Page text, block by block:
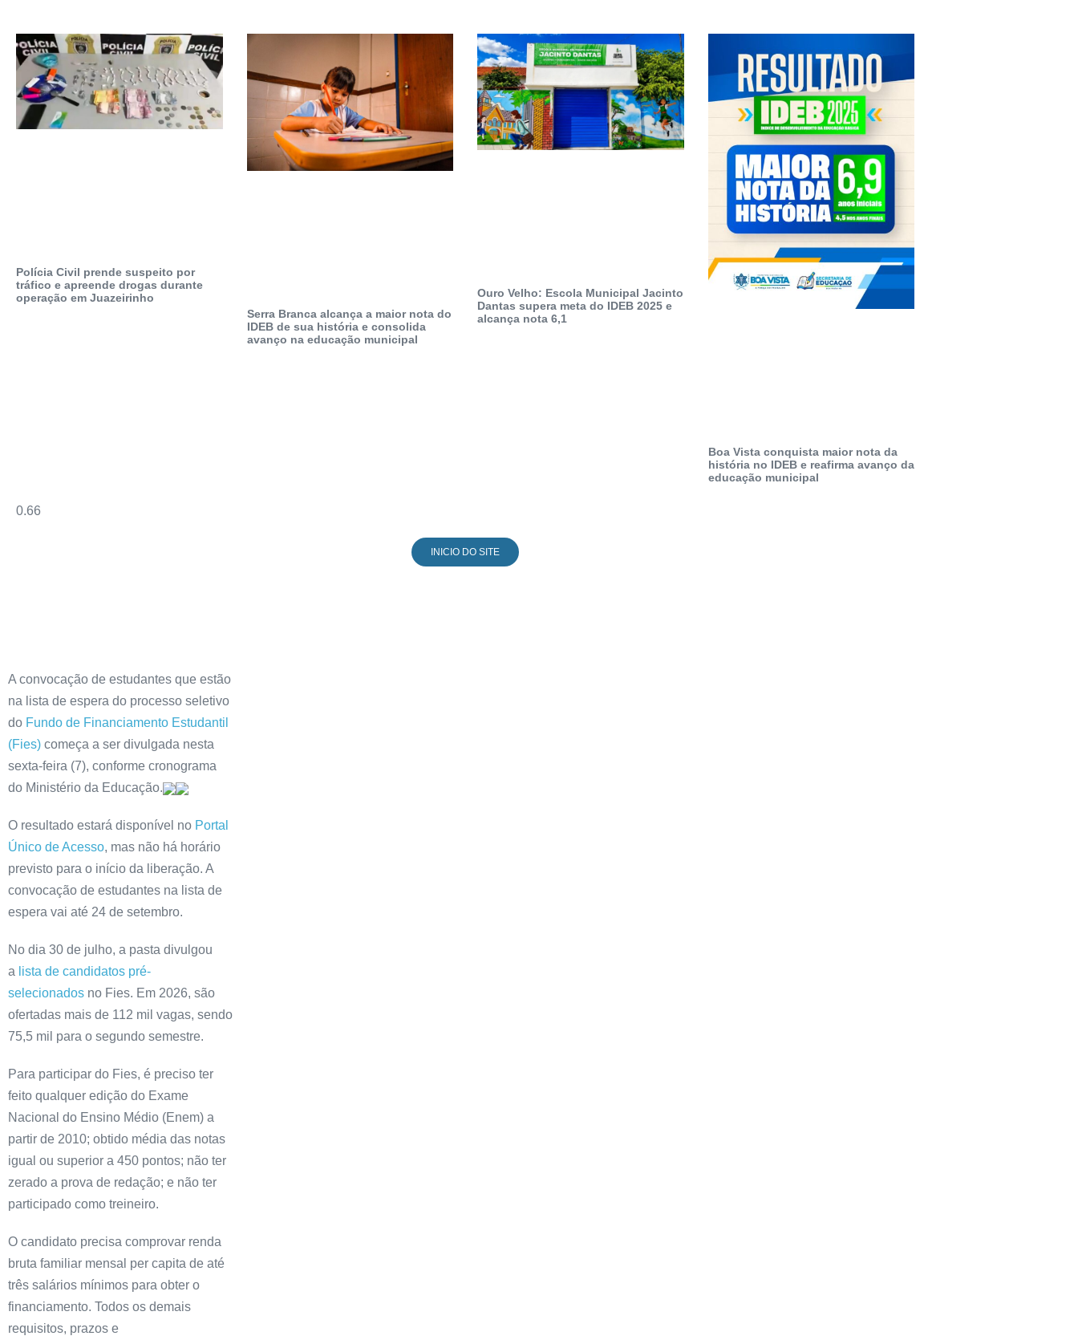
Polícia Civil prende suspeito por
tráfico e apreende drogas durante
operação em Juazeirinho
Serra Branca alcança a maior nota do
IDEB de sua história e consolida
avanço na educação municipal
Ouro Velho: Escola Municipal Jacinto
Dantas supera meta do IDEB 2025 e
alcança nota 6,1
Boa Vista conquista maior nota da
história no IDEB e reafirma avanço da
educação municipal
INICIO DO SITE
A convocação de estudantes que estão
na lista de espera do processo seletivo
do Fundo de Financiamento Estudantil
(Fies) começa a ser divulgada nesta
sexta-feira (7), conforme cronograma
do Ministério da Educação.
O resultado estará disponível no Portal
Único de Acesso, mas não há horário
previsto para o início da liberação. A
convocação de estudantes na lista de
espera vai até 24 de setembro.
No dia 30 de julho, a pasta divulgou
a lista de candidatos pré-
selecionados no Fies. Em 2026, são
ofertadas mais de 112 mil vagas, sendo
75,5 mil para o segundo semestre.
Para participar do Fies, é preciso ter
feito qualquer edição do Exame
Nacional do Ensino Médio (Enem) a
partir de 2010; obtido média das notas
igual ou superior a 450 pontos; não ter
zerado a prova de redação; e não ter
participado como treineiro.
O candidato precisa comprovar renda
bruta familiar mensal per capita de até
três salários mínimos para obter o
financiamento. Todos os demais
requisitos, prazos e